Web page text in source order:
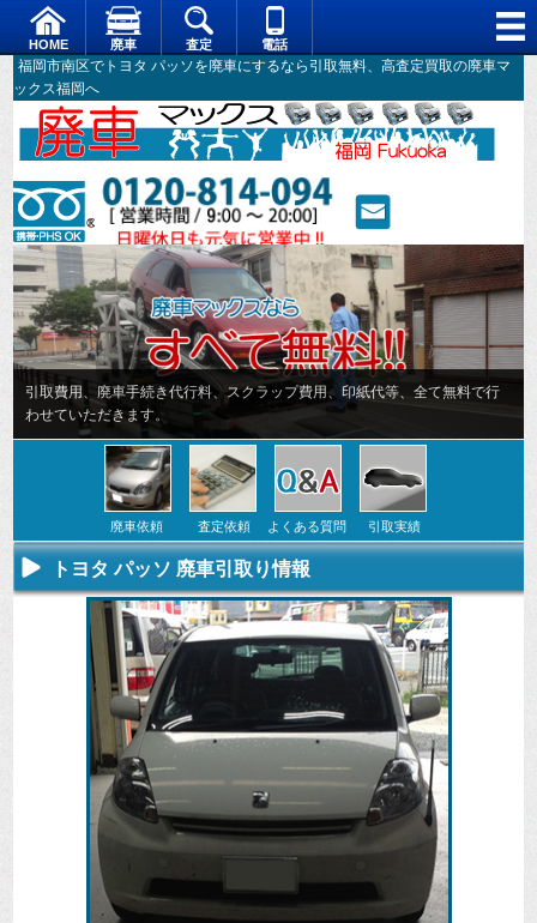
福岡市南区でトヨタ パッソを廃車にするなら引取無料、高査定買取の廃車マ
ックス福岡へ
HOME 廃車 査定 電話
廃車依頼
不要になった
車の廃車手続
きを行いま
す。
査定依頼
専門スタッフ
がしっかりと
査定いたしま
す。
よくある質問
廃車全般に関
するよくある
質問
にお答えしま
す。
引取実績
た車や下取で
買取った車の
実績データ
トヨタ パッソ 廃車引取り情報